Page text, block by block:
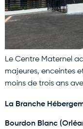
Le Centre Maternel
majeures, enceintes
moins de trois ans
La Branche
Bourdon Blanc